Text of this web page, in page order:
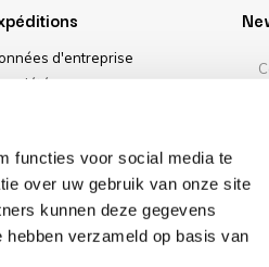
functies voor social media te
over uw gebruik van onze site
kunnen deze gegevens
verzameld op basis van
d'entreprise